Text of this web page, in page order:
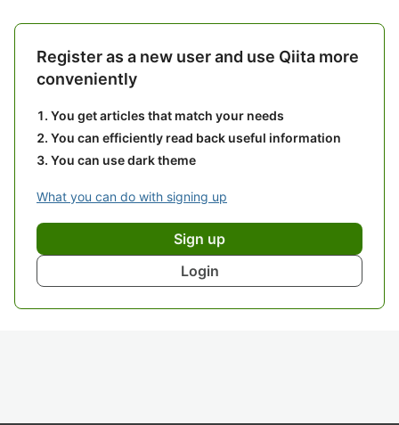
Register as a new user and use Qiita more
conveniently
You get articles that match your needs
You can efficiently read back useful information
You can use dark theme
What you can do with signing up
Sign up
Login